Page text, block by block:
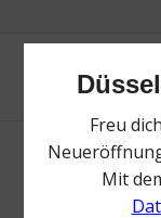
Post mit